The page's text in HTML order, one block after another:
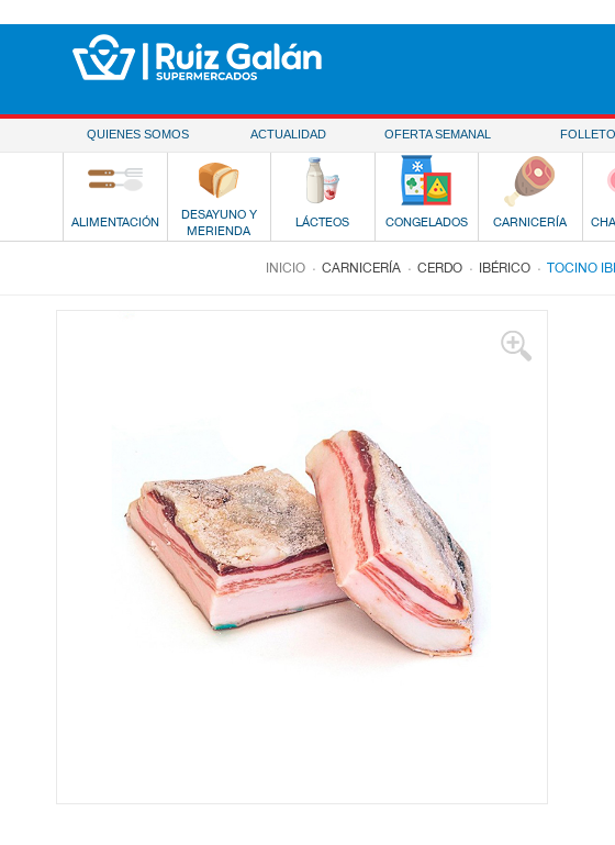
QUIENES SOMOS ACTUALIDAD OFERTA SEMANAL FOLLETO
ALIMENTACIÓN
DESAYUNO Y
MERIENDA
LÁCTEOS CONGELADOS CARNICERÍA
INICIO . CARNICERÍA . CERDO . IBÉRICO . TOCINO